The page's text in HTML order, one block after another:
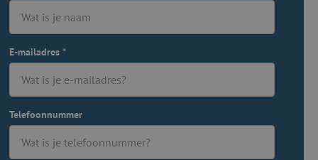
E-mailadres *
Telefoonnummer